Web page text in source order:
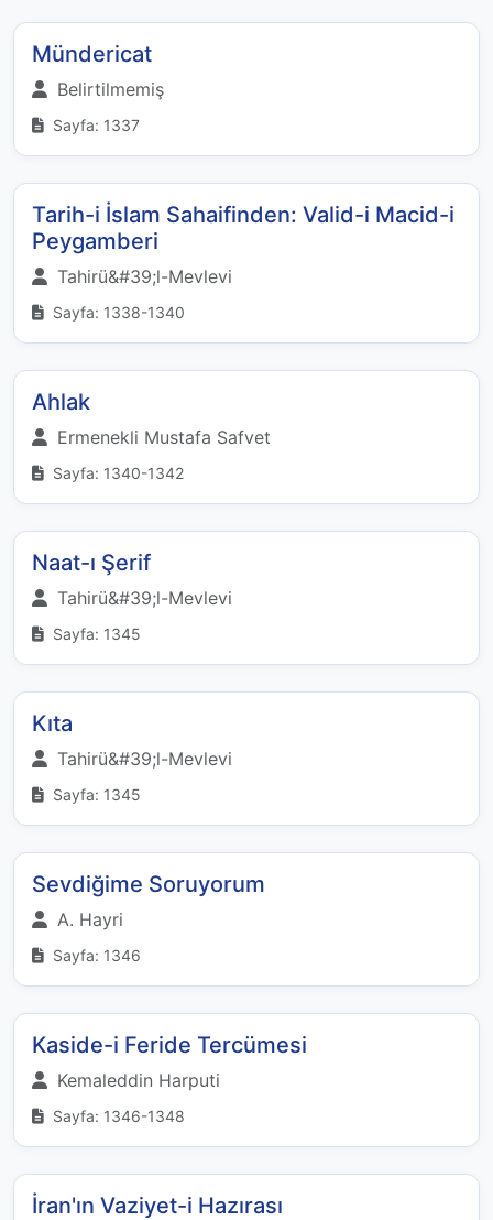
Mündericat
Belirtilmemiş
Sayfa: 1337
Tarih-i İslam Sahaifinden: Valid-i Macid-i
Peygamberi
Tahirü&#39;l-Mevlevi
Sayfa: 1338-1340
Ahlak
Ermenekli Mustafa Safvet
Sayfa: 1340-1342
Naat-ı Şerif
Tahirü&#39;l-Mevlevi
Sayfa: 1345
Kıta
Tahirü&#39;l-Mevlevi
Sayfa: 1345
Sevdiğime Soruyorum
A. Hayri
Sayfa: 1346
Kaside-i Feride Tercümesi
Kemaleddin Harputi
Sayfa: 1346-1348
İran'ın Vaziyet-i Hazırası